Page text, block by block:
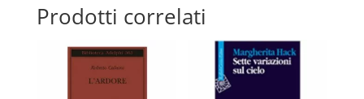
Prodotti correlati